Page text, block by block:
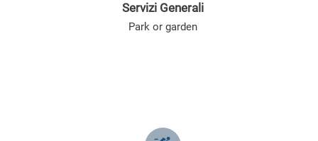
Servizi Generali
Park or garden